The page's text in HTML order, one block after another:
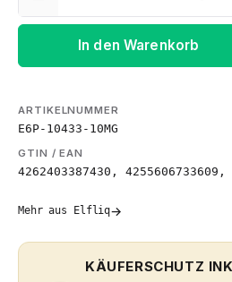
In den Warenkorb
ARTIKELNUMMER
E6P-10433-10MG
GTIN / EAN
4262403387430, 4255606733609,
Mehr aus Elfliq→
KÄUFERSCHUTZ